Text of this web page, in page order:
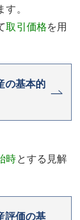
。
取引価格を用
の基本的
時とする見解
評価の基